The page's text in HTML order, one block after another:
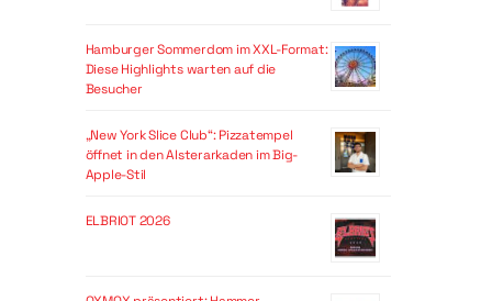
Hamburger Sommerdom im XXL-Format:
Diese Highlights warten auf die
Besucher
„New York Slice Club“: Pizzatempel
öffnet in den Alsterarkaden im Big-
Apple-Stil
ELBRIOT 2026